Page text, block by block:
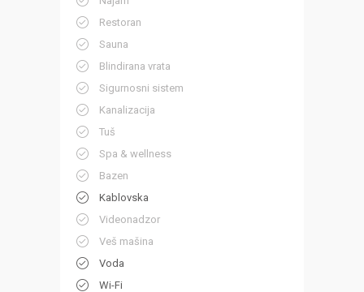
Restoran
Sauna
Blindirana vrata
Sigurnosni sistem
Kanalizacija
Tuš
Spa & wellness
Bazen
Kablovska
Videonadzor
Veš mašina
Voda
Wi-Fi